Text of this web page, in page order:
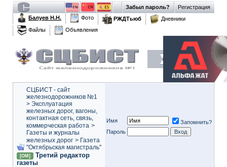
Регистрация
Забыл пароль?
Балуев Н.Н.
Фото РЖДТьюб
Дневники
Файлы
Объявления
СЦБИСТ - сайт
железнодорожников №1
> Эксплуатация
железных дорог, вагоны,
контактная сеть, связь,
коммерческая работа >
Газеты и журналы
железных дорог > Газета
"Октябрьская магистраль"
[ОМ]
Третий редактор
газеты
Имя
Запомнить?
Пароль